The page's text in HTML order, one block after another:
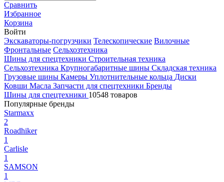
Сравнить
Избранное
Корзина
Войти
Экскаваторы-погрузчики Телескопические Вилочные
Фронтальные Сельхозтехника
Шины для спецтехники Строительная техника
Сельхозтехника Крупногабаритные шины Складская техника
Грузовые шины Камеры Уплотнительные кольца Диски
Ковши Масла Запчасти для спецтехники Бренды
Шины для спецтехники 10548 товаров
Популярные бренды
Starmaxx
2
Roadhiker
1
Carlisle
1
SAMSON
1